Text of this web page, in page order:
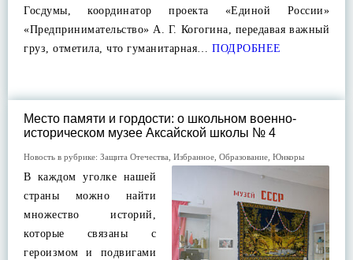
Госдумы, координатор проекта «Единой России»
«Предпринимательство» А. Г. Когогина, передавая важный
груз, отметила, что гуманитарная… ПОДРОБНЕЕ
Место памяти и гордости: о школьном военно-
историческом музее Аксайской школы № 4
Новость в рубрике: Защита Отечества Избранное Образование Юнкоры
В каждом уголке нашей
страны можно найти
множество историй,
которые связаны с
героизмом и подвигами